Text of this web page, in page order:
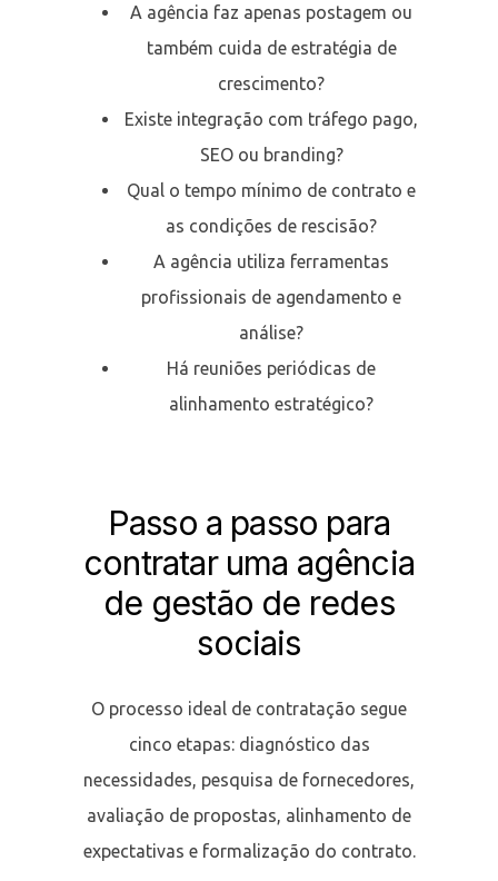
A agência faz apenas postagem ou
também cuida de estratégia de
crescimento?
Existe integração com tráfego pago,
SEO ou branding?
Qual o tempo mínimo de contrato e
as condições de rescisão?
A agência utiliza ferramentas
profissionais de agendamento e
análise?
Há reuniões periódicas de
alinhamento estratégico?
Passo a passo para
contratar uma agência
de gestão de redes
sociais
O processo ideal de contratação segue
cinco etapas: diagnóstico das
necessidades, pesquisa de fornecedores,
avaliação de propostas, alinhamento de
expectativas e formalização do contrato.